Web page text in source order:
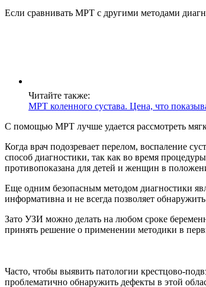
Если сравнивать МРТ с другими методами
Читайте также:
МРТ коленного сустава. Цена, что
С помощью МРТ лучше удается рассмотреть
Когда врач подозревает перелом, воспаление
способ диагностики, так как во время
противопоказана для детей и женщин в
Еще одним безопасным методом диагностики
информативна и не всегда позволяет
Зато УЗИ можно делать на любом сроке
принять решение о применении методики в
Часто, чтобы выявить патологии крестцово-
проблематично обнаружить дефекты в этой